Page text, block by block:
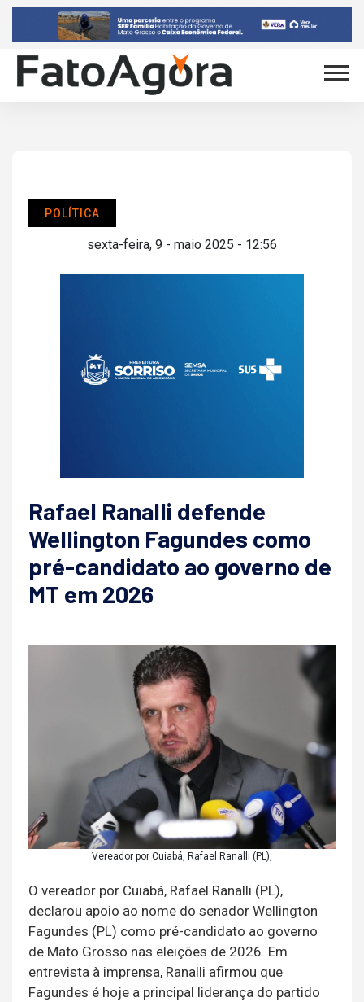
POLÍTICA
sexta-feira, 9 - maio 2025 - 12:56
Rafael Ranalli defende
Wellington Fagundes como
pré-candidato ao governo de
MT em 2026
Vereador por Cuiabá, Rafael Ranalli (PL),
O vereador por Cuiabá, Rafael Ranalli (PL),
declarou apoio ao nome do senador Wellington
Fagundes (PL) como pré-candidato ao governo
de Mato Grosso nas eleições de 2026. Em
entrevista à imprensa, Ranalli afirmou que
Fagundes é hoje a principal liderança do partido